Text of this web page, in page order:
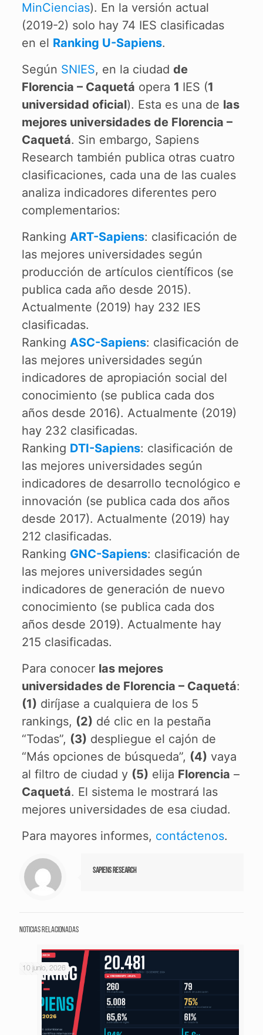
MinCiencias). En la versión actual
(2019-2) solo hay 74 IES clasificadas
en el Ranking U-Sapiens.
Según SNIES, en la ciudad de
Florencia – Caquetá opera 1 IES (1
universidad oficial). Esta es una de las
mejores universidades de Florencia –
Caquetá. Sin embargo, Sapiens
Research también publica otras cuatro
clasificaciones, cada una de las cuales
analiza indicadores diferentes pero
complementarios:
Ranking ART-Sapiens: clasificación de
las mejores universidades según
producción de artículos científicos (se
publica cada año desde 2015).
Actualmente (2019) hay 232 IES
clasificadas.
Ranking ASC-Sapiens: clasificación de
las mejores universidades según
indicadores de apropiación social del
conocimiento (se publica cada dos
años desde 2016). Actualmente (2019)
hay 232 clasificadas.
Ranking DTI-Sapiens: clasificación de
las mejores universidades según
indicadores de desarrollo tecnológico e
innovación (se publica cada dos años
desde 2017). Actualmente (2019) hay
212 clasificadas.
Ranking GNC-Sapiens: clasificación de
las mejores universidades según
indicadores de generación de nuevo
conocimiento (se publica cada dos
años desde 2019). Actualmente hay
215 clasificadas.
Para conocer las mejores
universidades de Florencia – Caquetá:
(1) diríjase a cualquiera de los 5
rankings, (2) dé clic en la pestaña
“Todas”, (3) despliegue el cajón de
“Más opciones de búsqueda”, (4) vaya
al filtro de ciudad y (5) elija Florencia –
Caquetá. El sistema le mostrará las
mejores universidades de esa ciudad.
Para mayores informes, contáctenos.
Sapiens Research
Noticias relacionadas
10 junio, 2026